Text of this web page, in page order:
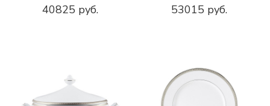
40825 руб.
53015 руб.